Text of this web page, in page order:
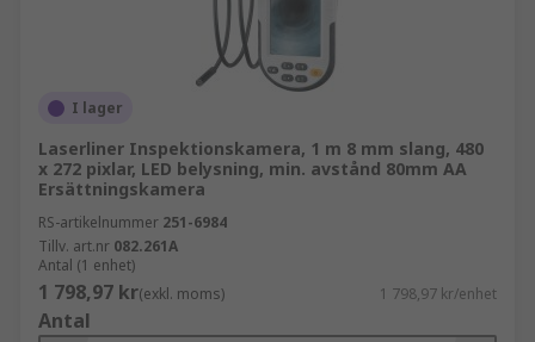
I lager
Laserliner Inspektionskamera, 1 m 8 mm slang, 480
x 272 pixlar, LED belysning, min. avstånd 80mm AA
Ersättningskamera
RS-artikelnummer 251-6984
Tillv. art.nr 082.261A
Antal (1 enhet)
1 798,97 kr(exkl. moms) 1 798,97 kr/enhet
Antal